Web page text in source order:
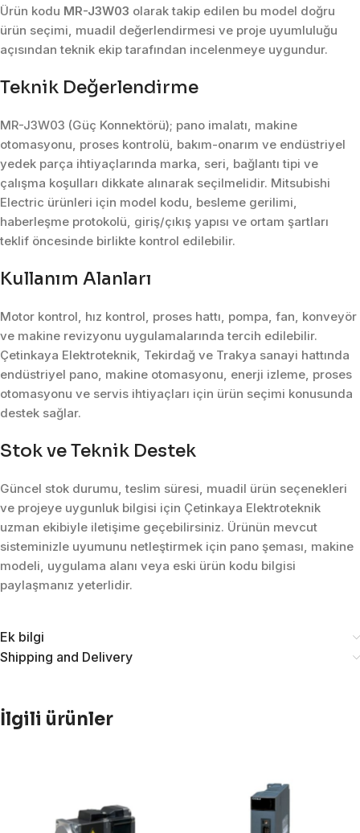
Ürün kodu MR-J3W03 olarak takip edilen bu model doğru
ürün seçimi, muadil değerlendirmesi ve proje uyumluluğu
açısından teknik ekip tarafından incelenmeye uygundur.
Teknik Değerlendirme
MR-J3W03 (Güç Konnektörü); pano imalatı, makine
otomasyonu, proses kontrolü, bakım-onarım ve endüstriyel
yedek parça ihtiyaçlarında marka, seri, bağlantı tipi ve
çalışma koşulları dikkate alınarak seçilmelidir. Mitsubishi
Electric ürünleri için model kodu, besleme gerilimi,
haberleşme protokolü, giriş/çıkış yapısı ve ortam şartları
teklif öncesinde birlikte kontrol edilebilir.
Kullanım Alanları
Motor kontrol, hız kontrol, proses hattı, pompa, fan, konveyör
ve makine revizyonu uygulamalarında tercih edilebilir.
Çetinkaya Elektroteknik, Tekirdağ ve Trakya sanayi hattında
endüstriyel pano, makine otomasyonu, enerji izleme, proses
otomasyonu ve servis ihtiyaçları için ürün seçimi konusunda
destek sağlar.
Stok ve Teknik Destek
Güncel stok durumu, teslim süresi, muadil ürün seçenekleri
ve projeye uygunluk bilgisi için Çetinkaya Elektroteknik
uzman ekibiyle iletişime geçebilirsiniz. Ürünün mevcut
sisteminizle uyumunu netleştirmek için pano şeması, makine
modeli, uygulama alanı veya eski ürün kodu bilgisi
paylaşmanız yeterlidir.
Ek bilgi
Shipping and Delivery
İlgili ürünler